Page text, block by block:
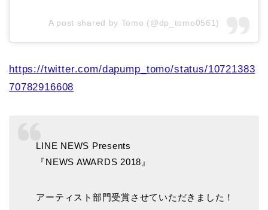
A post shared by Tomo (@dp_tomo0561)
https://twitter.com/dapump_tomo/status/10721383
70782916608
LINE NEWS Presents
『NEWS AWARDS 2018』
アーティスト部門受賞させていただきました！